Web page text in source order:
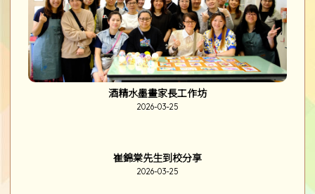
閲讀King Or Queen 頒獎禮
2026-03-25